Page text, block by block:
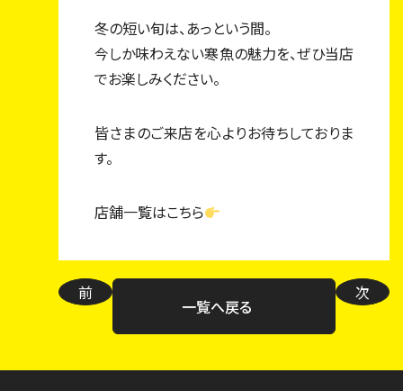
冬の短い旬は、あっという間。
今しか味わえない寒魚の魅力を、ぜひ当店
でお楽しみください。
皆さまのご来店を心よりお待ちしておりま
す。
店舗一覧はこちら
前
一覧へ戻る
次